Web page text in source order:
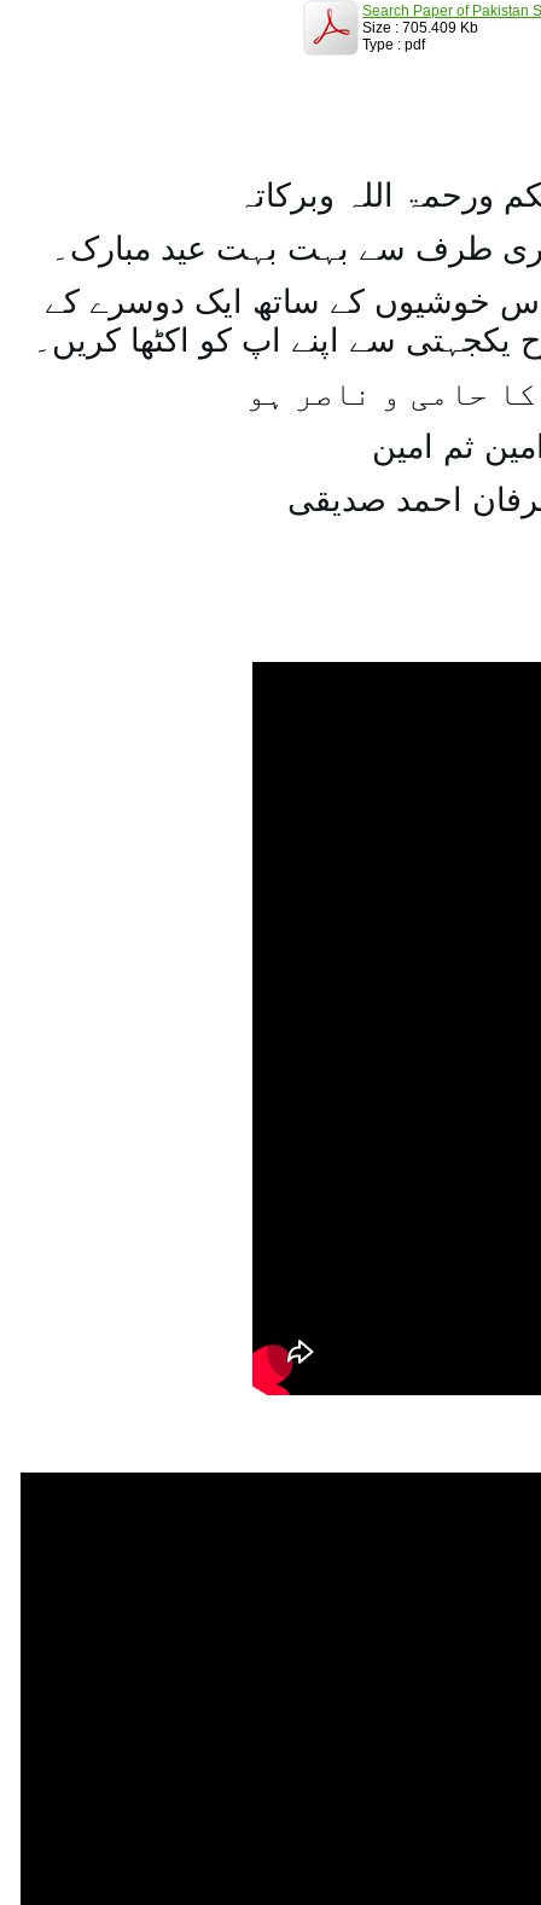
Search Paper of Pakistan
Size : 705.409 Kb
Type : pdf
ورحمۃ اللہ وبرکاتہ
طرف سے بہت بہت عید مبارک۔
خوشیوں کے ساتھ ایک دوسرے کے
سے اپنے اپ کو اکٹھا کریں۔
حامی و ناصر ہو
ثم امین
احمد صدیقی